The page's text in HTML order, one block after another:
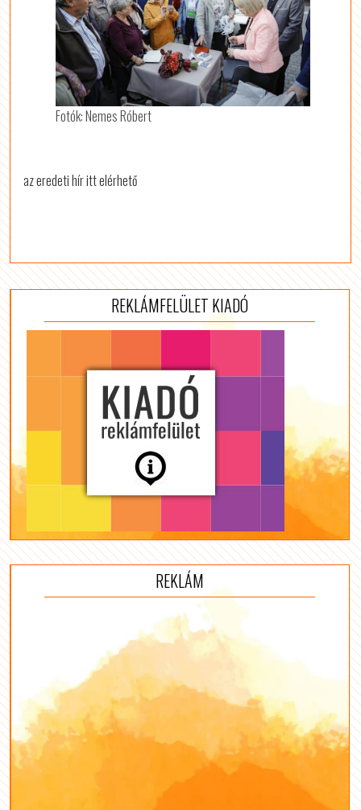
Fotók: Nemes Róbert
az eredeti hír itt elérhető
REKLÁMFELÜLET KIADÓ
REKLÁM